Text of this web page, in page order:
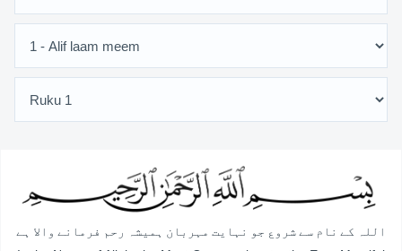
اللہ کے نام سے شروع جو نہایت مہربان ہمیشہ رحم فرمانے والا ہے